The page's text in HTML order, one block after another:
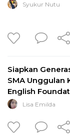
Syukur Nutu
Siapkan
SMA Unggulan
English
Lisa Emilda